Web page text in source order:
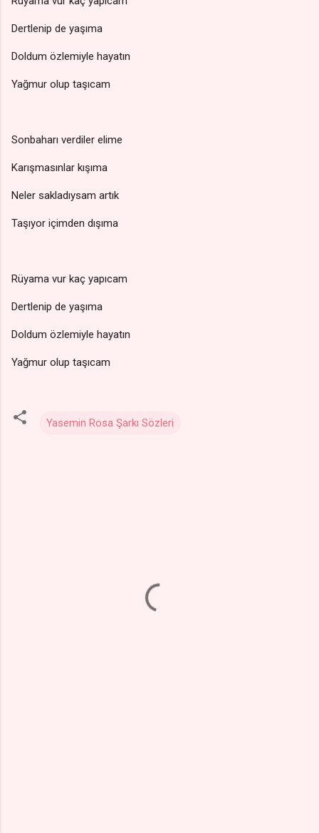
Dertlenip de yaşıma
Doldum özlemiyle hayatın
Yağmur olup taşıcam
Sonbaharı verdiler elime
Karışmasınlar kışıma
Neler sakladıysam artık
Taşıyor içimden dışıma
Rüyama vur kaç yapıcam
Dertlenip de yaşıma
Doldum özlemiyle hayatın
Yağmur olup taşıcam
Yasemin Rosa Şarkı Sözleri